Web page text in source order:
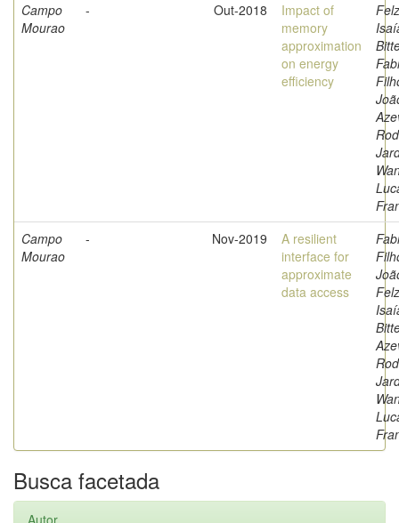
Campo
Mourao
- Out-2018
Impact of
memory
approximation
on energy
efficiency
Campo
Mourao
- Nov-2019
A resilient
interface for
approximate
data access
Busca facetada
Autor